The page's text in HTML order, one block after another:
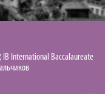
IB International Baccalaureate